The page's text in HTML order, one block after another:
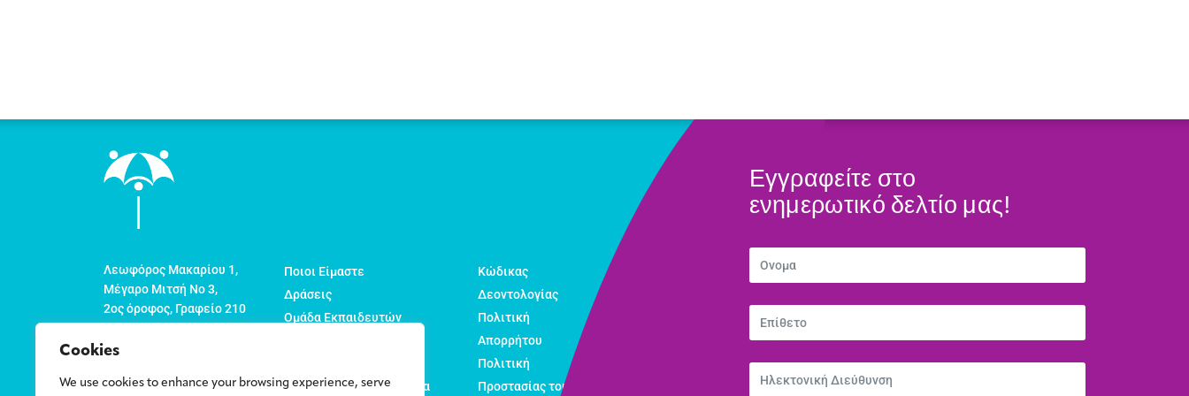
Cookies
We use cookies to enhance your browsing experience, serve
Λεωφόρος Μακαρίου 1,
Μέγαρο Μιτσή Νο 3,
2ος όροφος, Γραφείο 210
1524 Λευκωσία
Ποιοι Είμαστε
Δράσεις
Ομάδα Εκπαιδευτών
Πολιτική για την Νεολαία
Κώδικας
Δεοντολογίας
Πολιτική
Απορρήτου
Πολιτική
Προστασίας του
Εγγραφείτε στο
ενημερωτικό δελτίο μας!